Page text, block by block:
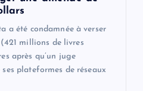
a été condamnée à verser
millions de livres
après qu’un juge
plateformes de réseaux